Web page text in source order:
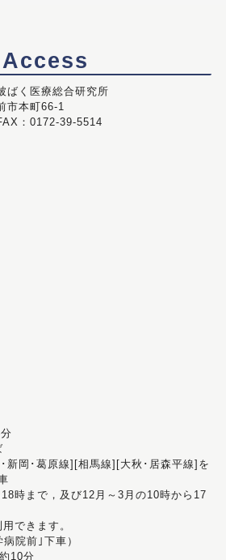
Access
ばく医療総合研究所
市本町66-1
：0172-39-5514
新岡･葛原線][相馬線][大秋･居森平線]を
時まで，及び12月～3月の10時から17
できます。
院前｣下車）
10分